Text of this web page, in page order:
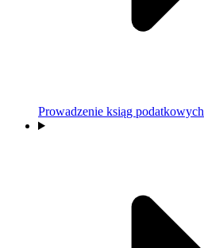
Prowadzenie ksiąg podatkowych